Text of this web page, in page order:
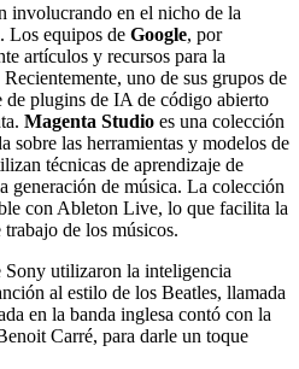
involucrando en el nicho de la
Los equipos de Google, por
artículos y recursos para la
uno de sus grupos de
plugins de IA de código abierto
Magenta Studio es una colección
sobre las herramientas y modelos de
técnicas de aprendizaje de
generación de música. La colección
con Ableton Live, lo que facilita la
de los músicos.
Sony utilizaron la inteligencia
al estilo de los Beatles, llamada
en la banda inglesa contó con la
Carré, para darle un toque